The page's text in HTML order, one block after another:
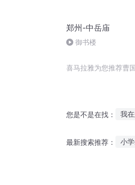
郑州-中岳庙
御书楼
喜马拉雅为您推荐曹
您是不是在找： 我
最新搜索推荐： 小